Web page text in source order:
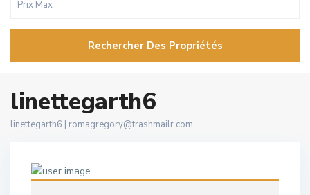
Rechercher Des Propriétés
linettegarth6
linettegarth6 | romagregory@trashmailr.com